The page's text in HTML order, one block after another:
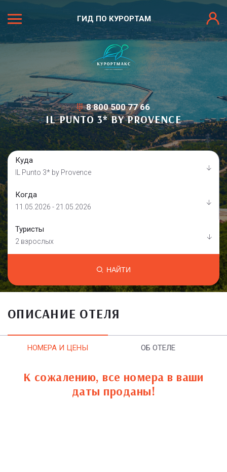
ГИД ПО КУРОРТАМ
8 800 500 77 66
IL PUNTO 3* BY PROVENCE
Куда
IL Punto 3* by Provence
Когда
11.05.2026 - 21.05.2026
Туристы
2 взрослых
НАЙТИ
ОПИСАНИЕ ОТЕЛЯ
НОМЕРА И ЦЕНЫ ОБ ОТЕЛЕ
К сожалению, все номера в ваши
даты проданы!